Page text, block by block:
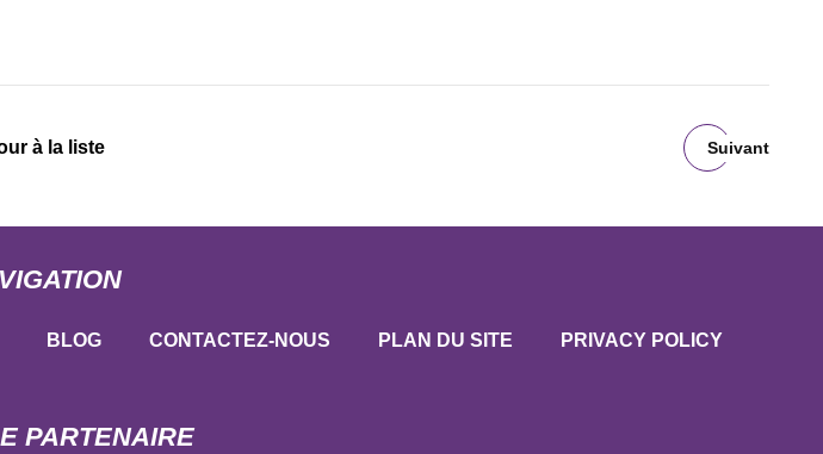
à la liste Suivant
BLOG CONTACTEZ-NOUS PLAN DU SITE PRIVACY POLICY
PARTENAIRE